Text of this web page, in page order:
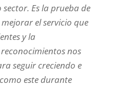
Es la prueba de
el servicio que
y la
nos
seguir creciendo e
este durante